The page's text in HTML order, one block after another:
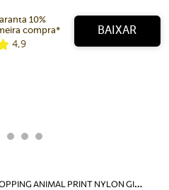
10%
compra*
4,9
BAIXAR
B
OLSA SHOPPING ANIMAL PRINT NYLON GIGI GRANDE